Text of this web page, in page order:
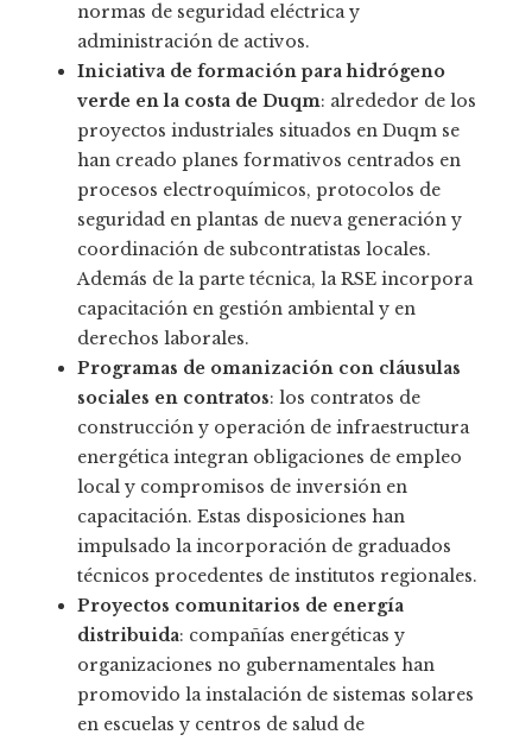
normas de seguridad eléctrica y
administración de activos.
Iniciativa de formación para hidrógeno
verde en la costa de Duqm: alrededor de los
proyectos industriales situados en Duqm se
han creado planes formativos centrados en
procesos electroquímicos, protocolos de
seguridad en plantas de nueva generación y
coordinación de subcontratistas locales.
Además de la parte técnica, la RSE incorpora
capacitación en gestión ambiental y en
derechos laborales.
Programas de omanización con cláusulas
sociales en contratos: los contratos de
construcción y operación de infraestructura
energética integran obligaciones de empleo
local y compromisos de inversión en
capacitación. Estas disposiciones han
impulsado la incorporación de graduados
técnicos procedentes de institutos regionales.
Proyectos comunitarios de energía
distribuida: compañías energéticas y
organizaciones no gubernamentales han
promovido la instalación de sistemas solares
en escuelas y centros de salud de